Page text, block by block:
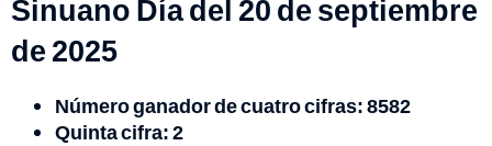
Sinuano Día del 20 de septiembre
de 2025
Número ganador de cuatro cifras: 8582
Quinta cifra:2